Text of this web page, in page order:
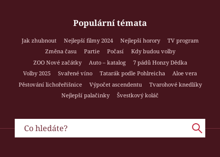
Populární témata
Jak zhubnout Nejlepší filmy 2024 Nejlepší horory
TV program
Změna času
Partie Počasí
Kdy budou volby
ZOO Nové začátky
Auto – katalog
7 pádů Honzy Dědka
Volby 2025
Svařené víno Tatarák podle Pohlreicha
Aloe vera
Pěstování lichořeřišnice
Výpočet ascendentu
Tvarohové knedlíky
Nejlepší palačinky
Švestkový koláč